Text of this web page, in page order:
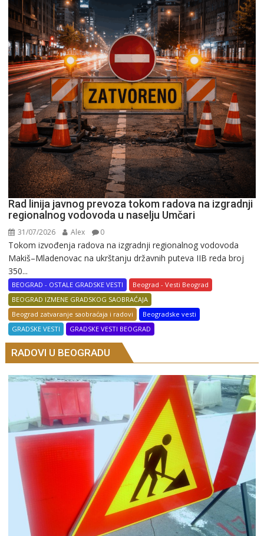
Rad linija javnog prevoza tokom radova na izgradnji
regionalnog vodovoda u naselju Umčari
31/07/2026 Alex 0
Tokom izvođenja radova na izgradnji regionalnog vodovoda
Makiš–Mladenovac na ukrštanju državnih puteva IIB reda broj
350...
BEOGRAD - OSTALE GRADSKE VESTI
Beograd - Vesti Beograd
BEOGRAD IZMENE GRADSKOG SAOBRAĆAJA
Beograd zatvaranje saobraćaja i radovi
Beogradske vesti
GRADSKE VESTI
GRADSKE VESTI BEOGRAD
RADOVI U BEOGRADU